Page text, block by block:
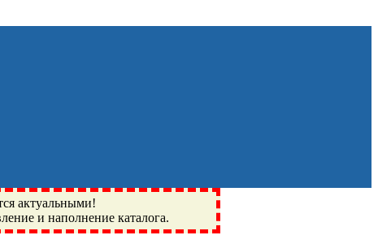
актуальными!
и наполнение каталога.